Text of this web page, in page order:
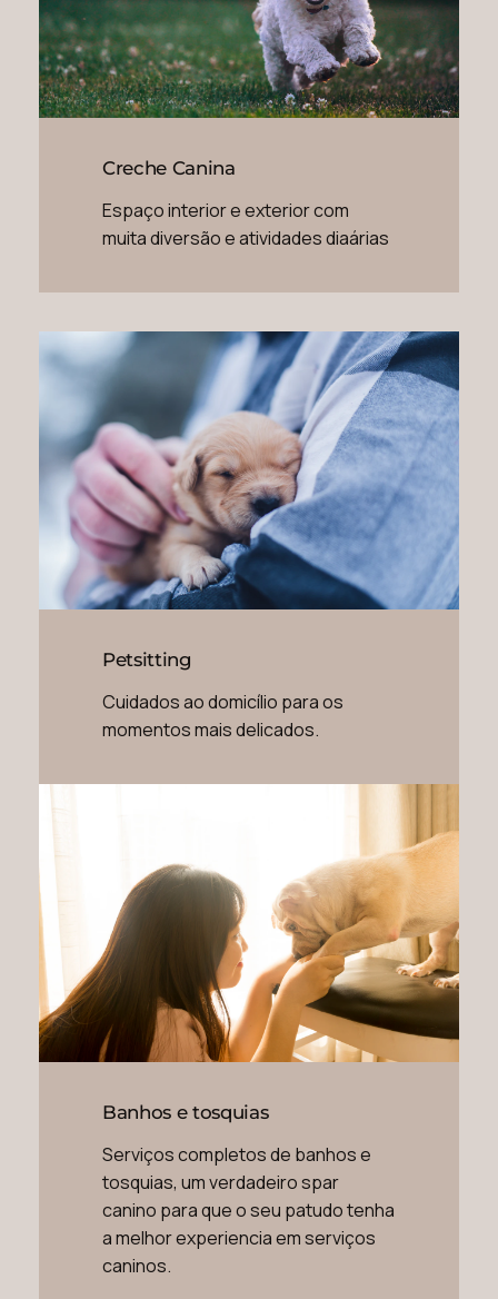
Creche Canina
Espaço interior e exterior com
muita diversão e atividades diaárias
Petsitting
Cuidados ao domicílio para os
momentos mais delicados.
Banhos e tosquias
Serviços completos de banhos e
tosquias, um verdadeiro spar
canino para que o seu patudo tenha
a melhor experiencia em serviços
caninos.